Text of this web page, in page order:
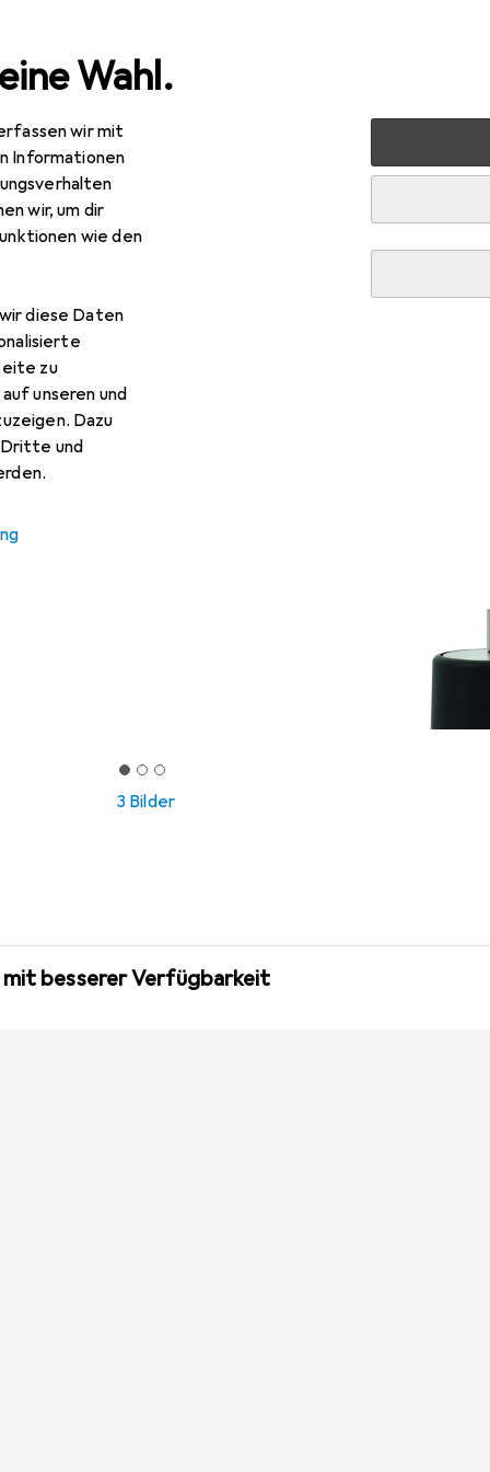
Wahl.
wir mit
Informationen
wir, um dir
wie den
diese Daten
zu
unseren und
Dazu
und
Badaccessoires
3 Bilder
besserer Verfügbarkeit